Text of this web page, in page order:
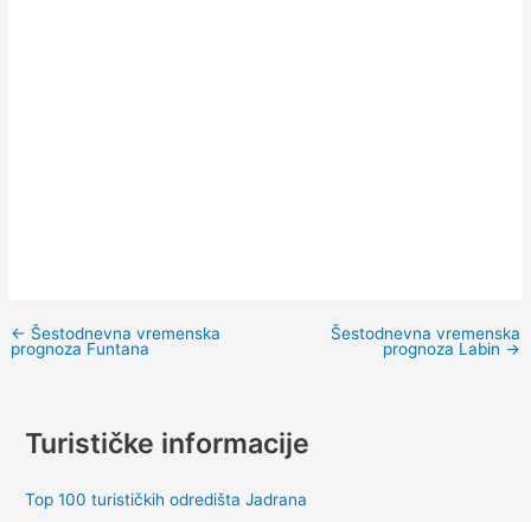
← Šestodnevna vremenska
prognoza Funtana
Šestodnevna vremenska
prognoza Labin →
Turističke informacije
Top 100 turističkih odredišta Jadrana